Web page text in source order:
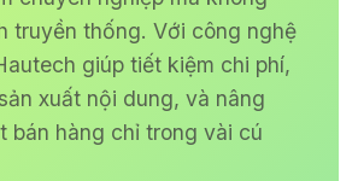
truyền thống. Với công nghệ
giúp tiết kiệm chi phí,
xuất nội dung, và nâng
bán hàng chỉ trong vài cú